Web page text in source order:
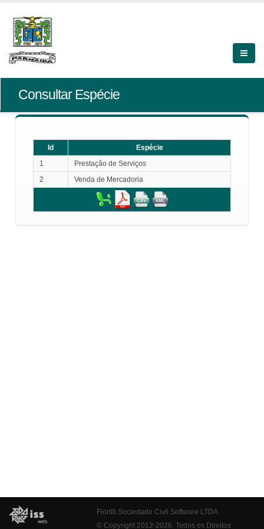
Consultar Espécie
Id
Espécie
1
Prestação de Serviços
2
Venda de Mercadoria
Fiorilli Sociedade Civil Software LTDA
© Copyright 2012-2026. Todos os Direitos